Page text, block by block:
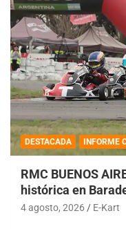
DESTACADA INFORME
RMC BUENOS
histórica en
4 agosto, 2026 E-Kart